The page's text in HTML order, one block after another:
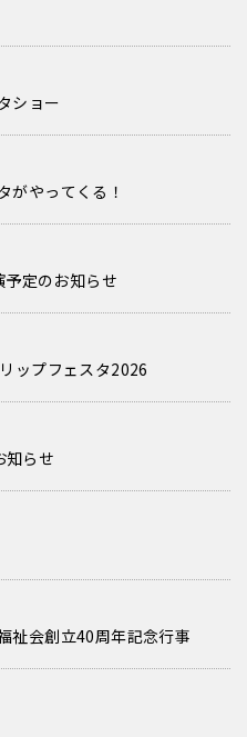
ショー
がやってくる！
定のお知らせ
ップフェスタ2026
知らせ
祉会創立40周年記念行事